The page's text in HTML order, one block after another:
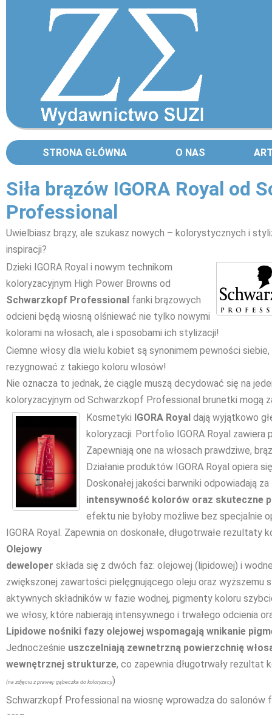
STRONA GŁÓWNA O NAS
Siła brązów IGORA Royal od
Professional
Uwielbiasz brązy, ale szukasz nowych – kolorystycznych i
inspiracji?
Dzieki IGORA Royal i nowym technikom
koloryzacyjnym High Power Browns od
Schwarzkopf Professional fanki brązowych
odcieni będą wiosną olśniewać nie tylko nowymi
kolorami na włosach, ale i sposobami ich stylizacji!
Ciemne włosy dla wielu kobiet są synonimem pewności
rezygnować z takiego koloru wlosów!
Nie oznacza to jednak, że ciągle muszą decydować się na
koloryzacyjnym od Schwarzkopf Professional brunetki mogą
Kosmetyki IGORA Royal dają wyjątkowo
koloryzacji. Portfolio IGORA Royal zawiera
Zapewniają one na włosach prawdziwe,
Działanie produktów IGORA Royal opiera
Doskonałej jakości barwniki odpowiadają za
intensywność kolorów oraz skuteczne
efektu nie byłoby możliwe bez specjalnie
IGORA Royal. Zapewnia on doskonałe, długotrwałe rezultaty
Olejowy
deweloper składa się z dwóch faz: olejowej (lipidowej) i
zwiększonej zawartości pielęgnującego oleju oraz wyższemu
aktywnych składników w fazie wodnej, pigmenty koloru
we włosy, które nabierają intensywnego i trwałego odcienia
Lipidowe nośniki fazy olejowej wspomagają wnikanie
Jednocześnie uszczelniają zewnetrzną powierzchnię
wewnętrznej strukturze, co zapewnia długotrwały rezultat
(na zdjęciu z prawej: gąbeczka do koloryzacji)
Schwarzkopf Professional na wiosnę wprowadza do salonów